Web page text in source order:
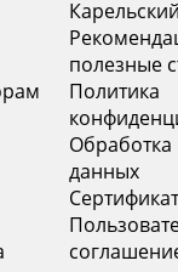
полезные
Политика
данных